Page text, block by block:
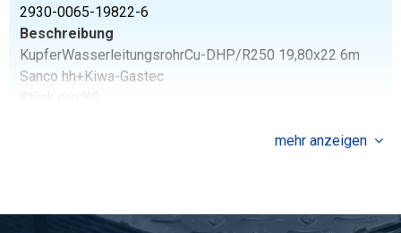
2930-0065-19822-6
Beschreibung
KupferWasserleitungsrohrCu-DHP/R250 19,80x22 6m
Sanco hh+Kiwa-Gastec
Stück pro KG
2930-0065-3235R250
mehr anzeigen